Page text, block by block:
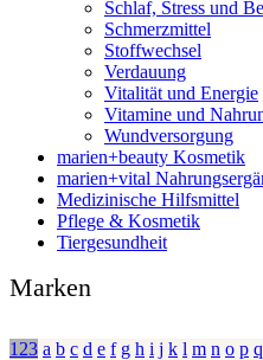
Schlaf, Stress und
Schmerzmittel
Stoffwechsel
Verdauung
Vitalität und Energie
Vitamine und
Wundversorgung
marien+beauty Kosmetik
marien+vital
Medizinische Hilfsmittel
Pflege & Kosmetik
Tiergesundheit
Marken
123 a b c d e f g h i j k l m n o p q